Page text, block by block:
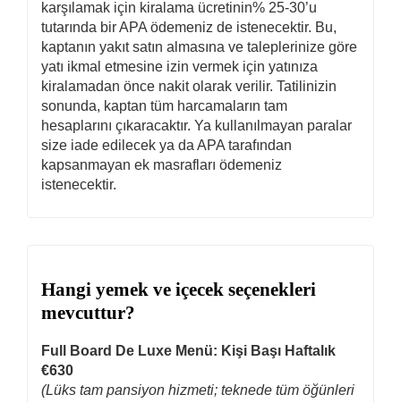
karşılamak için kiralama ücretinin% 25-30’u
tutarında bir APA ödemeniz de istenecektir. Bu,
kaptanın yakıt satın almasına ve taleplerinize göre
yatı ikmal etmesine izin vermek için yatınıza
kiralamadan önce nakit olarak verilir. Tatilinizin
sonunda, kaptan tüm harcamaların tam
hesaplarını çıkaracaktır. Ya kullanılmayan paralar
size iade edilecek ya da APA tarafından
kapsanmayan ek masrafları ödemeniz
istenecektir.
Hangi yemek ve içecek seçenekleri
mevcuttur?
Full Board De Luxe Menü: Kişi Başı Haftalık
€630
(Lüks tam pansiyon hizmeti; teknede tüm öğünleri